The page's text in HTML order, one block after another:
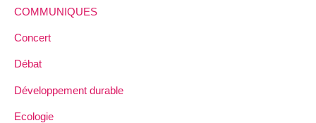
COMMUNIQUES
Concert
Débat
Développement durable
Ecologie